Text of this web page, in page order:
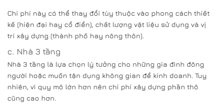
Chi phí này có thể thay đổi tùy thuộc vào phong cách thiết
kế (hiện đại hay cổ điển), chất lượng vật liệu sử dụng và vị
trí xây dựng (thành phố hay nông thôn).
c. Nhà 3 tầng
Nhà 3 tầng là lựa chọn lý tưởng cho những gia đình đông
người hoặc muốn tận dụng không gian để kinh doanh. Tuy
nhiên, vì quy mô lớn hơn nên chi phí xây dựng phần thô
cũng cao hơn.